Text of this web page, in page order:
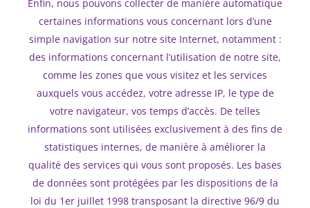
Enfin, nous pouvons collecter de manière automatique
certaines informations vous concernant lors d’une
simple navigation sur notre site Internet, notamment :
des informations concernant l’utilisation de notre site,
comme les zones que vous visitez et les services
auxquels vous accédez, votre adresse IP, le type de
votre navigateur, vos temps d’accès. De telles
informations sont utilisées exclusivement à des fins de
statistiques internes, de manière à améliorer la
qualité des services qui vous sont proposés. Les bases
de données sont protégées par les dispositions de la
loi du 1er juillet 1998 transposant la directive 96/9 du